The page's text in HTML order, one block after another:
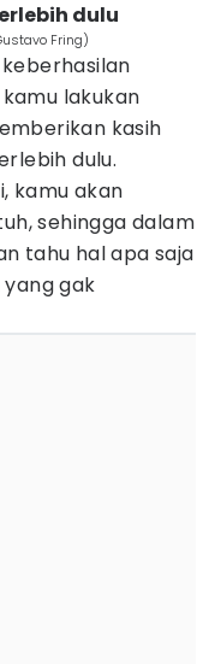
dulu
Fring)
lakukan
kasih
dulu.
kamu akan
sehingga dalam
tahu hal apa saja
gak